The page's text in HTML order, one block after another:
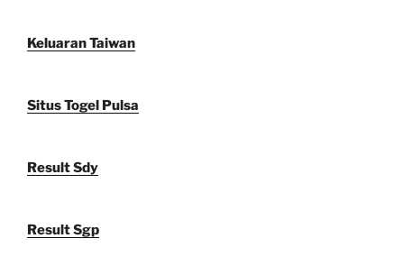
Keluaran Taiwan
Situs Togel Pulsa
Result Sdy
Result Sgp